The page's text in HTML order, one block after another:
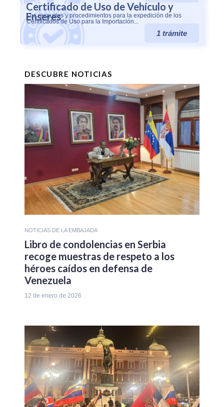
Certificado de Uso de Vehículo y
Enseres
Los recaudos y procedimientos para la expedición de los
Certificados de Uso para la Importación...
1 trámite
DESCUBRE NOTICIAS
NOTICIAS DE LA EMBAJADA
Libro de condolencias en Serbia
recoge muestras de respeto a los
héroes caídos en defensa de
Venezuela
12 de enero de 2026